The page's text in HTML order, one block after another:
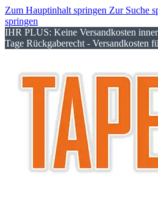
Zum Hauptinhalt springen Zur Suche
springen
IHR PLUS: Keine Versandkosten
Tage Rückgaberecht - Versandkosten